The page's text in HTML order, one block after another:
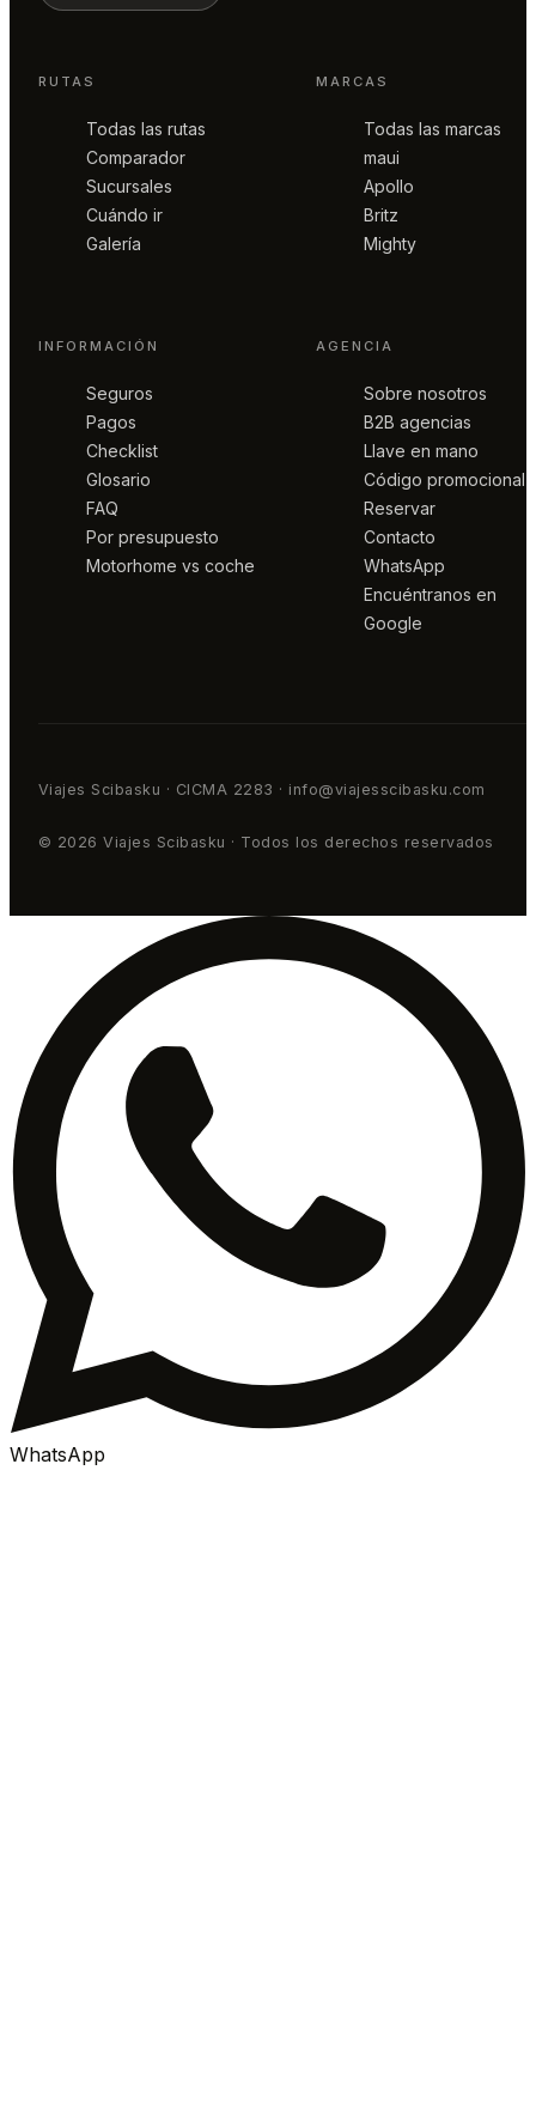
RUTAS
Todas las rutas
Comparador
Sucursales
Cuándo ir
Galería
MARCAS
Todas las marcas
maui
Apollo
Britz
Mighty
INFORMACIÓN
Seguros
Pagos
Checklist
Glosario
FAQ
Por presupuesto
Motorhome vs coche
AGENCIA
Sobre nosotros
B2B agencias
Llave en mano
Código promocional
Reservar
Contacto
WhatsApp
Encuéntranos en
Google
Viajes Scibasku · CICMA 2283 · info@viajesscibasku.com
© 2026 Viajes Scibasku · Todos los derechos reservados
WhatsApp